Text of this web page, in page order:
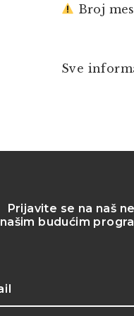
Broj
Sve
Prijavite se na naš
našim budućim